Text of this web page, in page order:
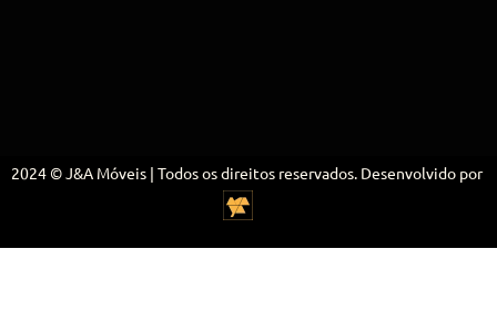
2024 © J&A Móveis | Todos os direitos reservados. Desenvolvido por